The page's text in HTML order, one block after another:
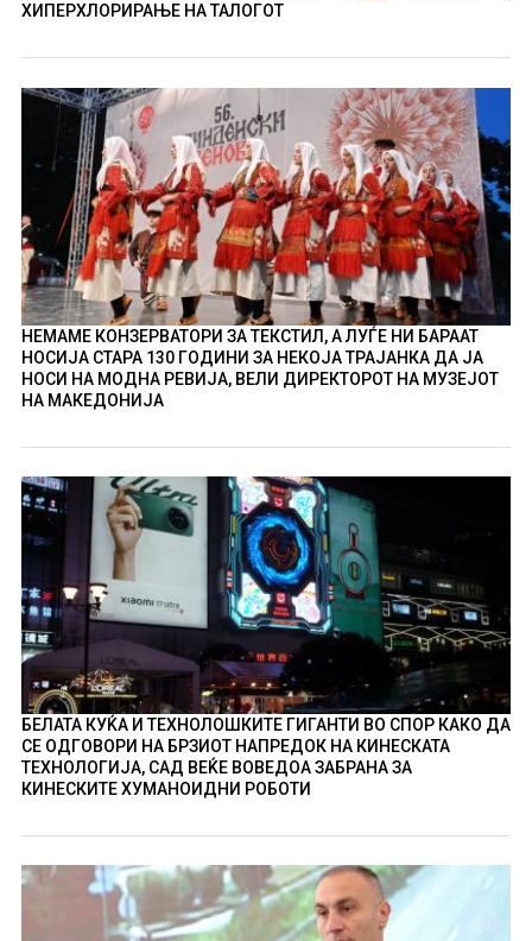
ХИПЕРХЛОРИРАЊЕ НА ТАЛОГОТ
НЕМАМЕ КОНЗЕРВАТОРИ ЗА ТЕКСТИЛ, А ЛУЃЕ НИ БАРААТ
НОСИЈА СТАРА 130 ГОДИНИ ЗА НЕКОЈА ТРАЈАНКА ДА ЈА
НОСИ НА МОДНА РЕВИЈА, ВЕЛИ ДИРЕКТОРОТ НА МУЗЕЈОТ
НА МАКЕДОНИЈА
БЕЛАТА КУЌА И ТЕХНОЛОШКИТЕ ГИГАНТИ ВО СПОР КАКО ДА
СЕ ОДГОВОРИ НА БРЗИОТ НАПРЕДОК НА КИНЕСКАТА
ТЕХНОЛОГИЈА, САД ВЕЌЕ ВОВЕДОА ЗАБРАНА ЗА
КИНЕСКИТЕ ХУМАНОИДНИ РОБОТИ